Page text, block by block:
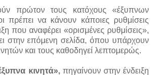
πρώτον τους κατόχους «έξυπνων
πρέπει να κάνουν κάποιες ρυθμίσεις
που αναφέρει «ορισμένες ρυθμίσεις»,
στην επόμενη σελίδα, όπου υπάρχουν
και τους καθοδηγεί λεπτομερώς.
κινητά»,πηγαίνουν στην ένδειξη